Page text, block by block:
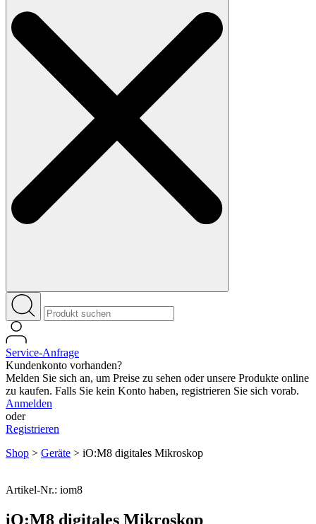
Service-Anfrage
Kundenkonto vorhanden?
Melden Sie sich an, um Preise zu sehen oder unsere Produkte online
zu kaufen. Falls Sie kein Konto haben, registrieren Sie sich vorab.
Anmelden
oder
Registrieren
Shop > Geräte > iO:M8 digitales Mikroskop
Artikel-Nr.: iom8
iO:M8 digitales Mikroskop